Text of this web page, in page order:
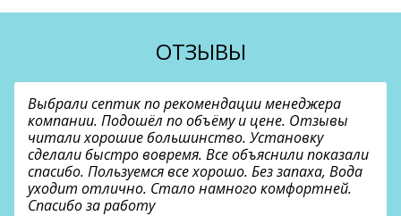
ОТЗЫВЫ
Выбрали септик по рекомендации менеджера
компании. Подошёл по объёму и цене. Отзывы
читали хорошие большинство. Установку
сделали быстро вовремя. Все объяснили показали
спасибо. Пользуемся все хорошо. Без запаха, Вода
уходит отлично. Стало намного комфортней.
Спасибо за работу